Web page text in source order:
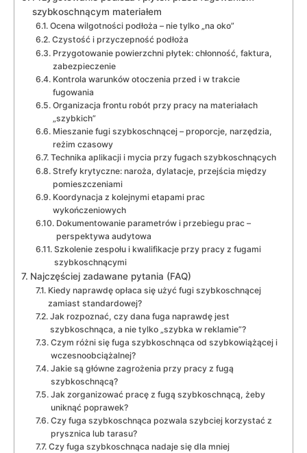
szybkoschnącym materiałem
Ocena wilgotności podłoża – nie tylko „na oko”
Czystość i przyczepność podłoża
Przygotowanie powierzchni płytek: chłonność, faktura,
zabezpieczenie
Kontrola warunków otoczenia przed i w trakcie
fugowania
Organizacja frontu robót przy pracy na materiałach
„szybkich”
Mieszanie fugi szybkoschnącej – proporcje, narzędzia,
reżim czasowy
Technika aplikacji i mycia przy fugach szybkoschnących
Strefy krytyczne: naroża, dylatacje, przejścia między
pomieszczeniami
Koordynacja z kolejnymi etapami prac
wykończeniowych
Dokumentowanie parametrów i przebiegu prac –
perspektywa audytowa
Szkolenie zespołu i kwalifikacje przy pracy z fugami
szybkoschnącymi
Najczęściej zadawane pytania (FAQ)
Kiedy naprawdę opłaca się użyć fugi szybkoschnącej
zamiast standardowej?
Jak rozpoznać, czy dana fuga naprawdę jest
szybkoschnąca, a nie tylko „szybka w reklamie”?
Czym różni się fuga szybkoschnąca od szybkowiążącej i
wczesnoobciążalnej?
Jakie są główne zagrożenia przy pracy z fugą
szybkoschnącą?
Jak zorganizować pracę z fugą szybkoschnącą, żeby
uniknąć poprawek?
Czy fuga szybkoschnąca pozwala szybciej korzystać z
prysznica lub tarasu?
Czy fuga szybkoschnąca nadaje się dla mniej